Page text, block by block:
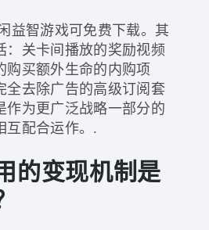
益智游戏可免费下载。其
：关卡间播放的奖励视频
购买额外生命的内购项
全去除广告的高级订阅套
作为更广泛战略一部分的
互配合运作。.
的变现机制是